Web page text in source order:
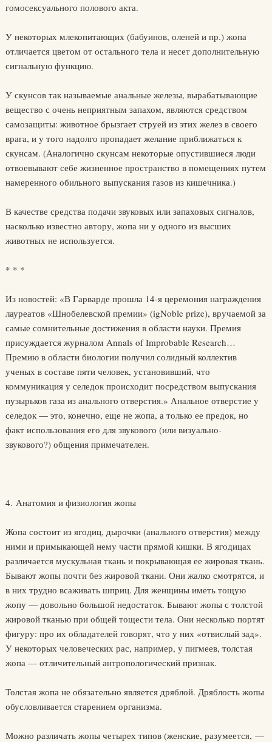
гомосексуального полового акта.
У некоторых млекопитающих (бабуинов, оленей и пр.) жопа
отличается цветом от остального тела и несет дополнительную
сигнальную функцию.
У скунсов так называемые анальные железы, вырабатывающие
вещество с очень неприятным запахом, являются средством
самозащиты: животное брызгает струей из этих желез в своего
врага, и у того надолго пропадает желание приближаться к
скунсам. (Аналогично скунсам некоторые опустившиеся люди
отвоевывают себе жизненное пространство в помещениях путем
намеренного обильного выпускания газов из кишечника.)
В качестве средства подачи звуковых или запаховых сигналов,
насколько известно автору, жопа ни у одного из высших
животных не используется.
* * *
Из новостей: «В Гарварде прошла 14-я церемония награждения
лауреатов «Шнобелевской премии» (igNoble prize), вручаемой за
самые сомнительные достижения в области науки. Премия
присуждается журналом Annals of Improbable Research…
Премию в области биологии получил солидный коллектив
ученых в составе пяти человек, установивший, что
коммуникация у селедок происходит посредством выпускания
пузырьков газа из анального отверстия.» Анальное отверстие у
селедок — это, конечно, еще не жопа, а только ее предок, но
факт использования его для звукового (или визуально-
звукового?) общения примечателен.
4. Анатомия и физиология жопы
Жопа состоит из ягодиц, дырочки (анального отверстия) между
ними и примыкающей нему части прямой кишки. В ягодицах
различается мускульная ткань и покрывающая ее жировая ткань.
Бывают жопы почти без жировой ткани. Они жалко смотрятся, и
в них трудно всаживать шприц. Для женщины иметь тощую
жопу — довольно большой недостаток. Бывают жопы с толстой
жировой тканью при общей тощести тела. Они несколько портят
фигуру: про их обладателей говорят, что у них «отвислый зад».
У некоторых человеческих рас, например, у пигмеев, толстая
жопа — отличительный антропологический признак.
Толстая жопа не обязательно является дряблой. Дряблость жопы
обусловливается старением организма.
Можно различать жопы четырех типов (женские, разумеется, —